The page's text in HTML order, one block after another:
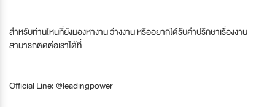
สำหรับท่านไหนที่ยังมองหางาน ว่างงาน หรืออยากได้รับคำปรึกษาเรื่องงาน
สามารถติดต่อเราได้ที่
Official Line: @leadingpower